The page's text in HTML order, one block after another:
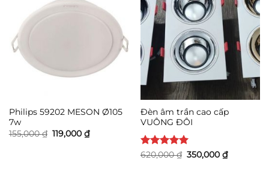
Philips 59202 MESON Ø105
7w
155,000₫ Giá
gốc
119,000 ₫Giá
hiện
Đèn âm trần cao cấp
VUÔNG ĐÔI
Được xếp
620,000₫ Giá
gốc
350,000 ₫Giá
hiện